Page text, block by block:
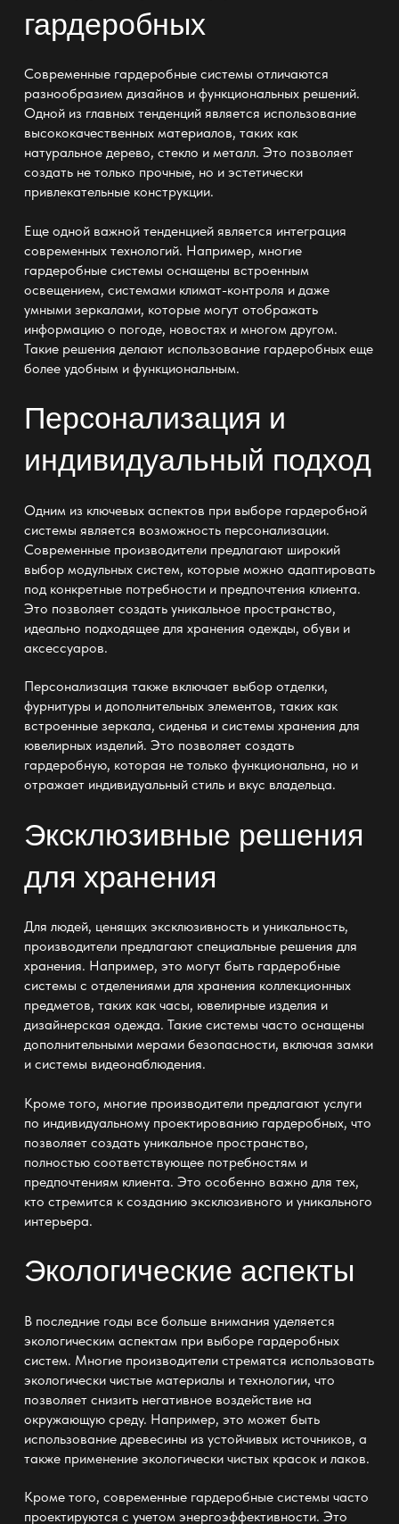
гардеробных
Современные гардеробные системы отличаются
разнообразием дизайнов и функциональных решений.
Одной из главных тенденций является использование
высококачественных материалов, таких как
натуральное дерево, стекло и металл. Это позволяет
создать не только прочные, но и эстетически
привлекательные конструкции.
Еще одной важной тенденцией является интеграция
современных технологий. Например, многие
гардеробные системы оснащены встроенным
освещением, системами климат-контроля и даже
умными зеркалами, которые могут отображать
информацию о погоде, новостях и многом другом.
Такие решения делают использование гардеробных еще
более удобным и функциональным.
Персонализация и
индивидуальный подход
Одним из ключевых аспектов при выборе гардеробной
системы является возможность персонализации.
Современные производители предлагают широкий
выбор модульных систем, которые можно адаптировать
под конкретные потребности и предпочтения клиента.
Это позволяет создать уникальное пространство,
идеально подходящее для хранения одежды, обуви и
аксессуаров.
Персонализация также включает выбор отделки,
фурнитуры и дополнительных элементов, таких как
встроенные зеркала, сиденья и системы хранения для
ювелирных изделий. Это позволяет создать
гардеробную, которая не только функциональна, но и
отражает индивидуальный стиль и вкус владельца.
Эксклюзивные решения
для хранения
Для людей, ценящих эксклюзивность и уникальность,
производители предлагают специальные решения для
хранения. Например, это могут быть гардеробные
системы с отделениями для хранения коллекционных
предметов, таких как часы, ювелирные изделия и
дизайнерская одежда. Такие системы часто оснащены
дополнительными мерами безопасности, включая замки
и системы видеонаблюдения.
Кроме того, многие производители предлагают услуги
по индивидуальному проектированию гардеробных, что
позволяет создать уникальное пространство,
полностью соответствующее потребностям и
предпочтениям клиента. Это особенно важно для тех,
кто стремится к созданию эксклюзивного и уникального
интерьера.
Экологические аспекты
В последние годы все больше внимания уделяется
экологическим аспектам при выборе гардеробных
систем. Многие производители стремятся использовать
экологически чистые материалы и технологии, что
позволяет снизить негативное воздействие на
окружающую среду. Например, это может быть
использование древесины из устойчивых источников, а
также применение экологически чистых красок и лаков.
Кроме того, современные гардеробные системы часто
проектируются с учетом энергоэффективности. Это